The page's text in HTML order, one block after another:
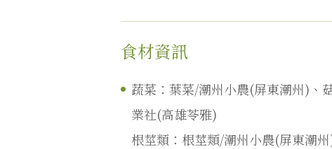
食材資訊
蔬菜：葉菜/潮州小農(屏東潮州)、
業社(高雄苓雅)
根莖類：根莖類/潮州小農(屏東潮